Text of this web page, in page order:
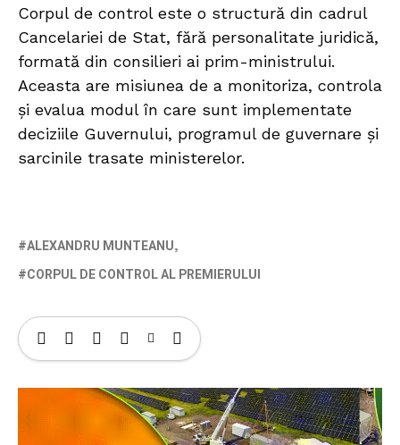
Corpul de control este o structură din cadrul
Cancelariei de Stat, fără personalitate juridică,
formată din consilieri ai prim-ministrului.
Aceasta are misiunea de a monitoriza, controla
și evalua modul în care sunt implementate
deciziile Guvernului, programul de guvernare și
sarcinile trasate ministerelor.
ALEXANDRU MUNTEANU
CORPUL DE CONTROL AL PREMIERULUI